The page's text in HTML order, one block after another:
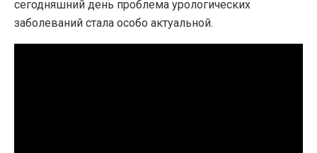
сегодняшний день проблема урологических
заболеваний стала особо актуальной.